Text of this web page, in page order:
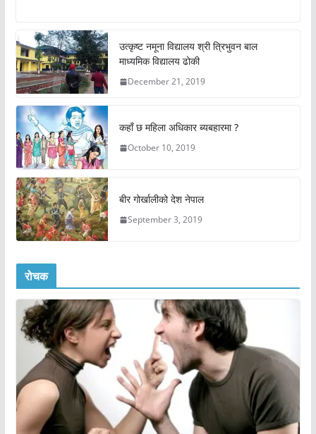
उत्कृष्ट नमूना विद्यालय श्री त्रिभुवन बाल
माध्यमिक विद्यालय ढोकी
December 21, 2019
कहाँ छ महिला अधिकार ब्यबहारमा ?
October 10, 2019
बीर गोर्खालीको देश नेपाल
September 3, 2019
रोचक